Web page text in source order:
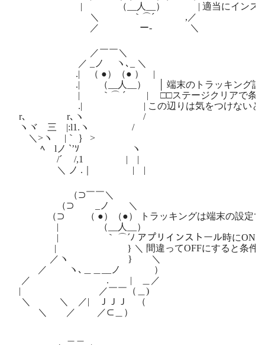
| （__人__） | 適当にインストールす
＼ ｀⌒´ ,／
／ ー‐ ＼
／￣￣＼
／ _ノ ヽ､_ ＼
.| （ ●）（● ） |
.| （__人__） │ 端末のトラッキング設
| ｀⌒ ´ | □□ステージクリアで条件
.| | この辺りは気をつけないとダ
r､ r､ヽ /
ヽヾ 三 |:l1.ヽ /
＼>ヽ |｀ ｝ >
ﾍ lノ `’ｿ ヽ
/´ /,1 | |
＼ ノ .｜ | |
（⊃￣￣＼
（⊃ _ノ ＼
（⊃ （ ●）（●） トラッキングは端末の設定で
| （__人__）
| ｀ ⌒´ﾉ アプリインストール時にONにしま
| } ＼ 間違ってOFFにすると条件達成失
／ヽ } ＼
／ ヽ､＿＿__ノ ）
／ . | ＿／
| ／￣￣（＿)
＼ ＼ ／| ＪＪＪ （
＼ ／ ／⊂＿）